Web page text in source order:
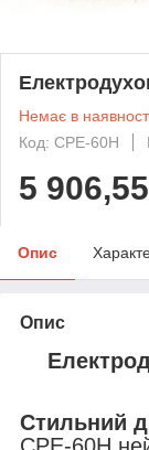
Немає в
Код: CPE-60H
5 906,55
Опис
Опис
Стильний